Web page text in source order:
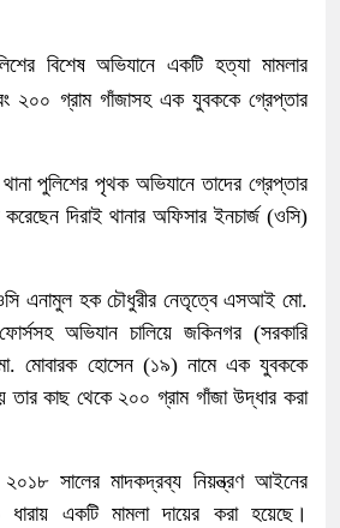
বিশেষ অভিযানে একটি হত্যা মামলার
২০০ গ্রাম গাঁজাসহ এক যুবককে গ্রেপ্তার
পুলিশের পৃথক অভিযানে তাদের গ্রেপ্তার
দিরাই থানার অফিসার ইনচার্জ (ওসি)
এনামুল হক চৌধুরীর নেতৃত্বে এসআই মো.
অভিযান চালিয়ে জকিনগর (সরকারি
মোবারক হোসেন (১৯) নামে এক যুবককে
কাছ থেকে ২০০ গ্রাম গাঁজা উদ্ধার করা
২০১৮ সালের মাদকদ্রব্য নিয়ন্ত্রণ আইনের
একটি মামলা দায়ের করা হয়েছে।